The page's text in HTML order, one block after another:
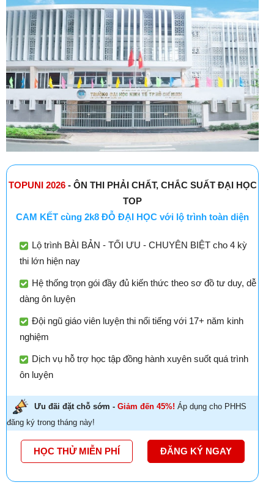
TOPUNI 2026- ÔN THI PHẢI CHẤT, CHẮC SUẤT ĐẠI HỌC
TOP
CAM KẾT cùng 2k8 ĐỖ ĐẠI HỌC với lộ trình toàn diện
Lộ trình BÀI BẢN - TỐI ƯU - CHUYÊN BIỆT cho 4 kỳ
thi lớn hiện nay
Hệ thống trọn gói đầy đủ kiến thức theo sơ đồ tư duy, dễ
dàng ôn luyện
Đội ngũ giáo viên luyện thi nổi tiếng với 17+ năm kinh
nghiệm
Dịch vụ hỗ trợ học tập đồng hành xuyên suốt quá trình
ôn luyện
Ưu đãi đặt chỗ sớm - Giảm đến 45%! Áp dụng cho PHHS
đăng ký trong tháng này!
HỌC THỬ MIỄN PHÍ ĐĂNG KÝ NGAY